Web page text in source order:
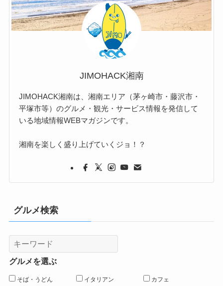
JIMOHACK湘南
JIMOHACK湘南は、湘南エリア（茅ヶ崎市・藤沢市・
平塚市等）のグルメ・観光・サービス情報を発信して
いる地域情報WEBマガジンです。
湘南を楽しく盛り上げていくジョ！？
グルメ検索
グルメを選ぶ
そば・うどん イタリアン カフェ